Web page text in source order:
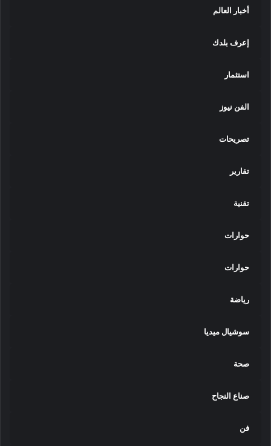
أخبار العالم
إعرف بلدك
استثمار
الفن نيوز
تصريحات
تقارير
تقنية
حوارات
حوارات
رياضة
سوشيال ميديا
صحة
صناع النجاح
فن